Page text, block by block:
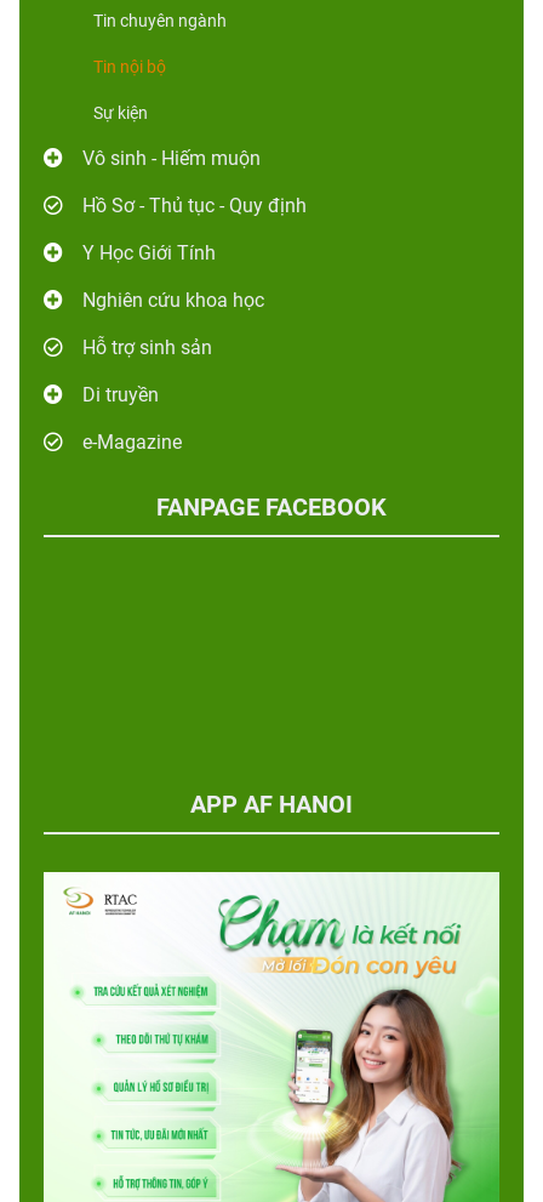
Tin chuyên ngành
Tin nội bộ
Sự kiện
Vô sinh - Hiếm muộn
Hồ Sơ - Thủ tục - Quy định
Y Học Giới Tính
Nghiên cứu khoa học
Hỗ trợ sinh sản
Di truyền
e-Magazine
FANPAGE FACEBOOK
APP AF HANOI